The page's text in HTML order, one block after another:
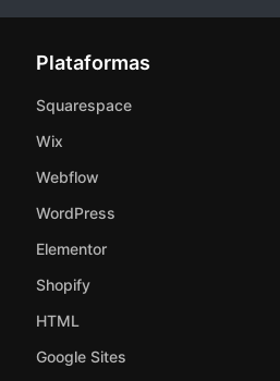
Plataformas
Squarespace
Wix
Webflow
WordPress
Elementor
Shopify
HTML
Google Sites